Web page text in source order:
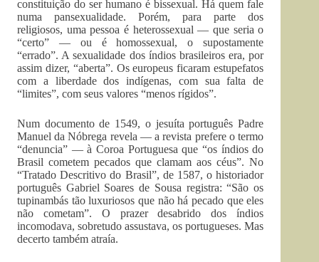
constituição do ser humano é bissexual. Há quem fale
numa pansexualidade. Porém, para parte dos
religiosos, uma pessoa é heterossexual — que seria o
“certo” — ou é homossexual, o supostamente
“errado”. A sexualidade dos índios brasileiros era, por
assim dizer, “aberta”. Os europeus ficaram estupefatos
com a liberdade dos indígenas, com sua falta de
“limites”, com seus valores “menos rígidos”.
Num documento de 1549, o jesuíta português Padre
Manuel da Nóbrega revela — a revista prefere o termo
“denuncia” — à Coroa Portuguesa que “os índios do
Brasil cometem pecados que clamam aos céus”. No
“Tratado Descritivo do Brasil”, de 1587, o historiador
português Gabriel Soares de Sousa registra: “São os
tupinambás tão luxuriosos que não há pecado que eles
não cometam”. O prazer desabrido dos índios
incomodava, sobretudo assustava, os portugueses. Mas
decerto também atraía.